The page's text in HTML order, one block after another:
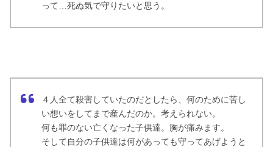
って…死ぬ気で守りたいと思う。
４人全て殺害していたのだとしたら、何のために苦し
い想いをしてまで産んだのか。考えられない。
何も罪のない亡くなった子供達。胸が痛みます。
そして自分の子供達は何があっても守ってあげようと